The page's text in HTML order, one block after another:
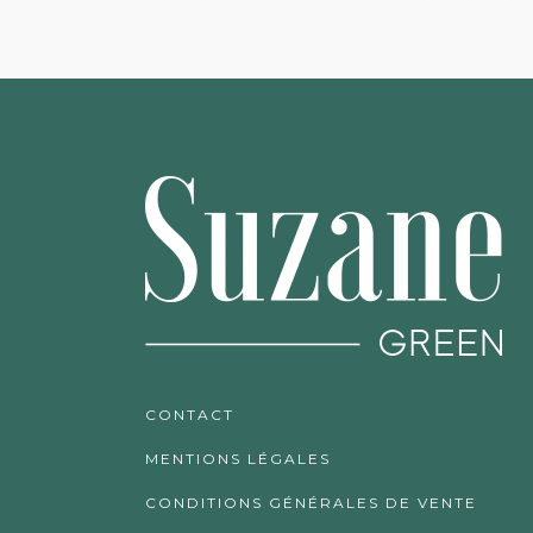
CONTACT
MENTIONS LÉGALES
CONDITIONS GÉNÉRALES DE VENTE